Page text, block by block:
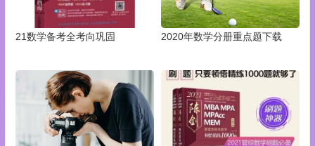
21数学备考全考向巩固 2020年数学分册重点题下载